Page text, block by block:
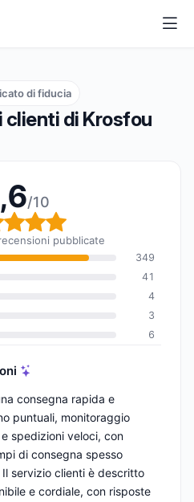
clienti di Krosfou
di fiducia
/10
globale:
pubblicate
349
41
4
3
6
consegna rapida e
puntuali, monitoraggio
spedizioni veloci, con
di consegna spesso
servizio clienti è descritto
e cordiale, con risposte